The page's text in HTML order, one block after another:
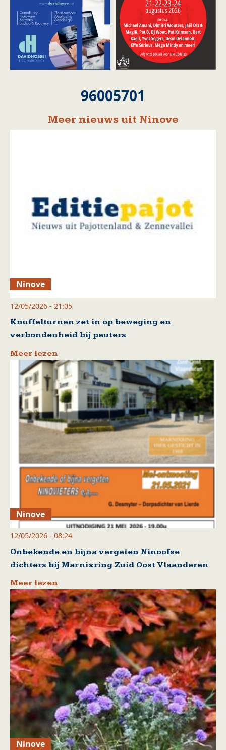
96005701
Meer nieuws uit Ninove
Ninove
12/05/2026 - 21:05
Knuffelturnen zet in op beweging en
verbondenheid bij peuters
Meer lezen
Ninove
12/05/2026 - 08:24
Onbekende en bijna vergeten Ninoofse
dichters bij Marnixring Zuid Oost Vlaanderen
Meer lezen
Ninove